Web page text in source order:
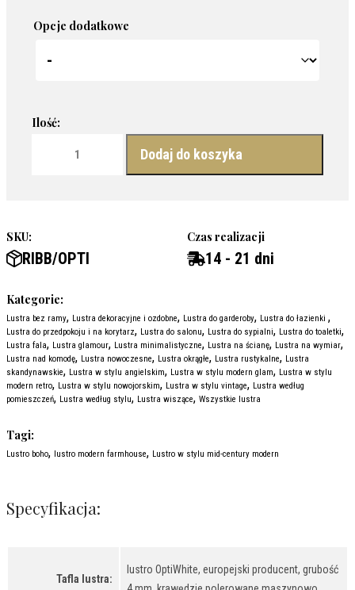
Opcje dodatkowe
ilość DEKORACYJNE LUSTRO - RIBBON
Dodaj do koszyka
SKU:
RIBB/OPTI
Czas realizacji
14 - 21 dni
Kategorie:
Lustra bez ramy, Lustra dekoracyjne i ozdobne, Lustra do garderoby, Lustra do łazienki ,
Lustra do przedpokoju i na korytarz, Lustra do salonu, Lustra do sypialni, Lustra do toaletki,
Lustra fala, Lustra glamour, Lustra minimalistyczne, Lustra na ścianę, Lustra na wymiar,
Lustra nad komodę, Lustra nowoczesne, Lustra okrągłe, Lustra rustykalne, Lustra
skandynawskie, Lustra w stylu angielskim, Lustra w stylu modern glam, Lustra w stylu
modern retro, Lustra w stylu nowojorskim, Lustra w stylu vintage, Lustra według
pomieszczeń, Lustra według stylu, Lustra wiszące, Wszystkie lustra
Tagi:
Lustro boho, lustro modern farmhouse, Lustro w stylu mid-century modern
Specyfikacja:
Tafla lustra:
lustro OptiWhite, europejski producent, grubość